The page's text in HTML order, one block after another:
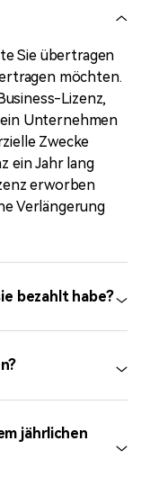
Sie übertragen
möchten.
Lizenz,
ein Unternehmen
Zwecke
ein Jahr lang
erworben
Verlängerung
bezahlt habe?
jährlichen